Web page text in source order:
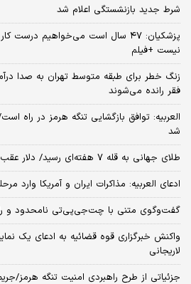
شرط جدید بازنشستگی اعلام شد
پزشکیان: ۴۷ سال است می‌خواهیم
نیست +فیلم
زنگ خطر برای طبقه متوسط تهران به صدا
فقر رانده می‌شوند
شد
طلای جهانی به قله ۷ هفته‌ای رسید/ دلار عقب نشست، فلز زرد صعود کرد
ادعای العربیه: مذاکرات ایران و آمریکا وارد
گفت‌وگوی متنی با چت‌جی‌پی‌تی نامحدود و
واکنش خبرگزاری قوه قضائیه به ادعای یک
لاریجانی